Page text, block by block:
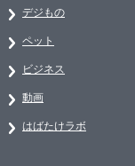
デジもの
ペット
ビジネス
動画
はばたけラボ